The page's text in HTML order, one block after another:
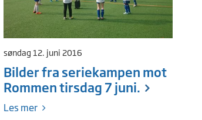
søndag 12. juni 2016
Bilder fra seriekampen mot
Rommen tirsdag 7 juni.
Les mer